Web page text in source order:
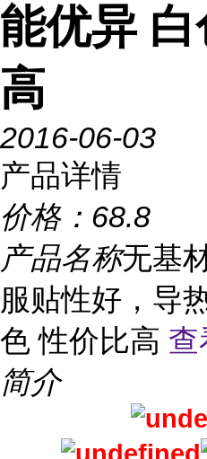
能优异
高
2016-06-03
产品详情
价格： 68.8
产品名称无基
服贴性好，导
色 性价比高
简介